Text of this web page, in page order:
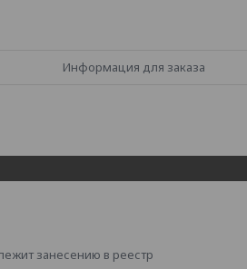
Информация для заказа
занесению в реестр